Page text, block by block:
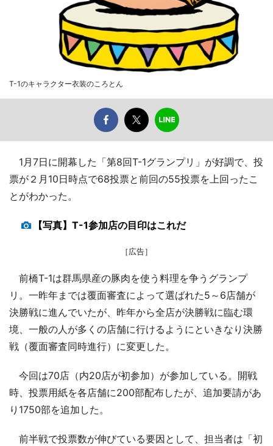
T-1のキャラクター衣装のころとん
1月7日に開幕した「第8回T-1グランプリ」が好調で、投
票が２月10日時点で68投票と前回の55投票を上回ったこ
とがわかった。
【写真】T-1参加店の目印はこれだ
［広告］
前橋T-1は群馬県産の豚肉を使う料理を争うグランプ
リ。一昨年までは覆面審査によって選ばれた5～6店舗が
決勝戦に進んでいたが、昨年から全店が決勝戦に臨む環
境、一般の人が多くの店舗に行けるようにといきなり決勝
戦（覆面審査同時進行）に変更した。
今回は70店（内20店が初参加）が参加している。開戦
時、投票用紙を各店舗に200部配布したが、追加要請があ
り1750部を追加した。
前半戦で投票数が伸びている要因として、担当者は「初